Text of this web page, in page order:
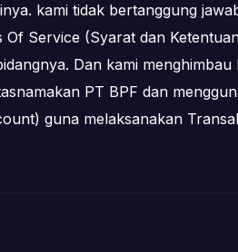
kami tidak bertanggung
Of Service (Syarat dan
Dan kami
PT BPF dan
guna melaksanakan